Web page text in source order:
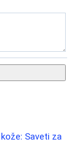
Saveti za